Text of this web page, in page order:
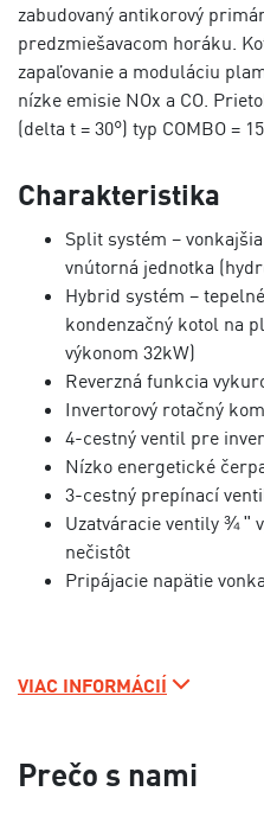
zabudovaný antikorový
predzmiešavacom horáku.
zapaľovanie a moduláciu
nízke emisie NOx a CO.
(delta t = 30°) typ COMBO =
Charakteristika
Split systém –
vnútorná jednotka
Hybrid systém –
kondenzačný kotol na
výkonom 32kW)
Reverzná funkcia
Invertorový rotačný
4-cestný ventil pre
Nízko energetické
3-cestný prepínací
Uzatváracie ventily ¾ ʺ
nečistôt
Pripájacie napätie
VIAC INFORMÁCIÍ
Prečo s nami